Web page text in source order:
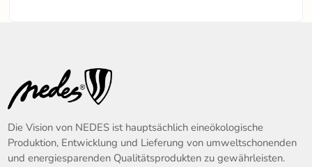
Die Vision von NEDES ist hauptsächlich eineökologische
Produktion, Entwicklung und Lieferung von umweltschonenden
und energiesparenden Qualitätsprodukten zu gewährleisten.